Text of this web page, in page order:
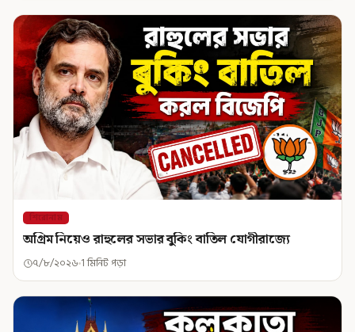
শিরোনাম
অগ্রিম নিয়েও রাহুলের সভার বুকিং বাতিল যোগীরাজ্যে
৭/৮/২০২৬ 1 মিনিট পড়া